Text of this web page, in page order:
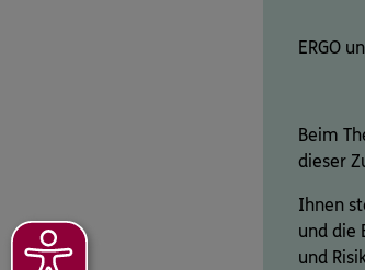
ERGO
Beim
dieser
Ihnen
und die
und